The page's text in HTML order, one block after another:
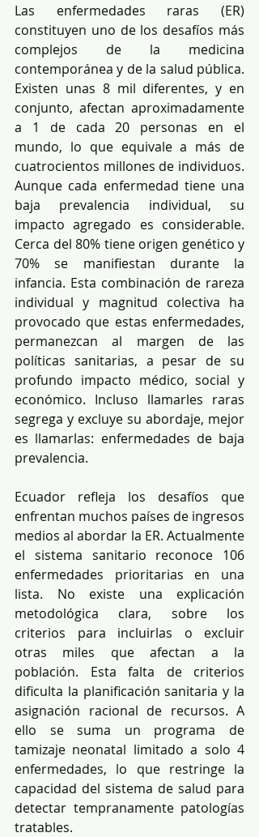
Las enfermedades raras (ER)
constituyen uno de los desafíos más
complejos de la medicina
contemporánea y de la salud pública.
Existen unas 8 mil diferentes, y en
conjunto, afectan aproximadamente
a 1 de cada 20 personas en el
mundo, lo que equivale a más de
cuatrocientos millones de individuos.
Aunque cada enfermedad tiene una
baja prevalencia individual, su
impacto agregado es considerable.
Cerca del 80% tiene origen genético y
70% se manifiestan durante la
infancia. Esta combinación de rareza
individual y magnitud colectiva ha
provocado que estas enfermedades,
permanezcan al margen de las
políticas sanitarias, a pesar de su
profundo impacto médico, social y
económico. Incluso llamarles raras
segrega y excluye su abordaje, mejor
es llamarlas: enfermedades de baja
prevalencia.
Ecuador refleja los desafíos que
enfrentan muchos países de ingresos
medios al abordar la ER. Actualmente
el sistema sanitario reconoce 106
enfermedades prioritarias en una
lista. No existe una explicación
metodológica clara, sobre los
criterios para incluirlas o excluir
otras miles que afectan a la
población. Esta falta de criterios
dificulta la planificación sanitaria y la
asignación racional de recursos. A
ello se suma un programa de
tamizaje neonatal limitado a solo 4
enfermedades, lo que restringe la
capacidad del sistema de salud para
detectar tempranamente patologías
tratables.